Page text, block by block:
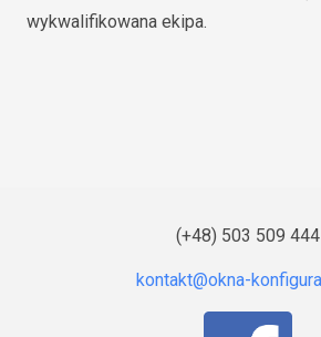
wykwalifikowana ekipa.
(+48) 503 509 444